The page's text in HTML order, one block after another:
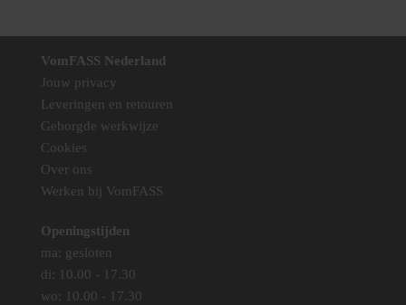
VomFASS Nederland
Jouw privacy
Leveringen en retouren
Geborgde werkwijze
Cookies
Over ons
Werken bij VomFASS
Openingstijden
ma: gesloten
di: 10.00 - 17.30
wo: 10.00 - 17.30